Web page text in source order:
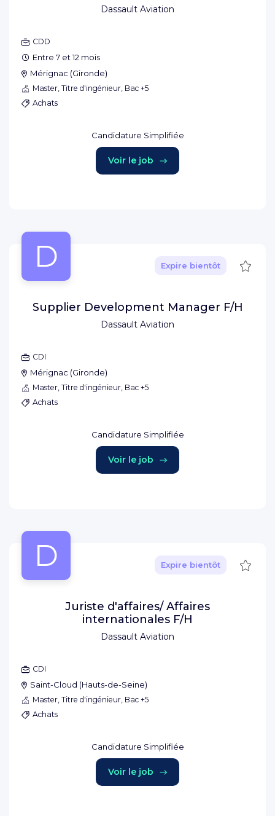
Dassault Aviation
CDD
Entre 7 et 12 mois
Mérignac (Gironde)
Master, Titre d'ingénieur, Bac +5
Achats
Candidature Simplifiée
Voir le job
D
Dassault Aviation
Expire bientôt
Supplier Development Manager F/H
CDI
Mérignac (Gironde)
Master, Titre d'ingénieur, Bac +5
Achats
Candidature Simplifiée
Voir le job
D
Dassault Aviation
Expire bientôt
Juriste d'affaires/ Affaires
internationales F/H
CDI
Saint-Cloud (Hauts-de-Seine)
Master, Titre d'ingénieur, Bac +5
Achats
Candidature Simplifiée
Voir le job